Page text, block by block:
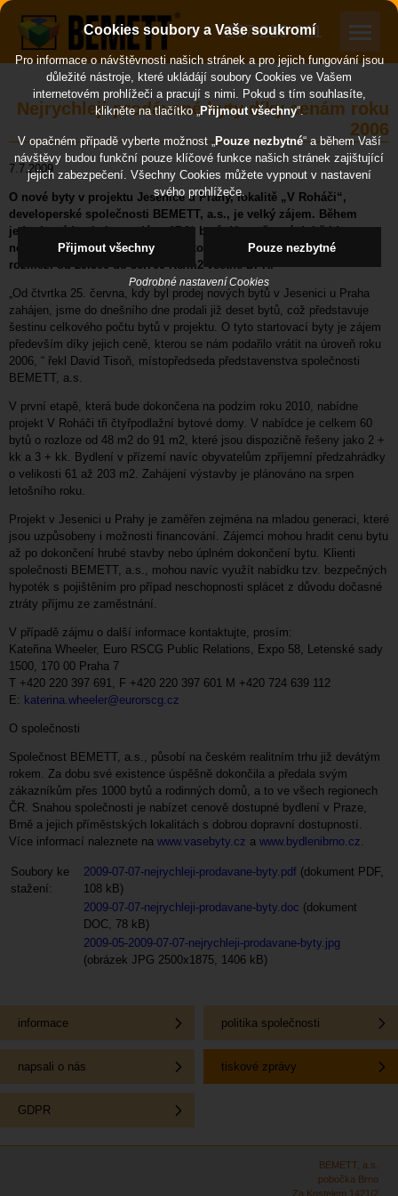
257 289 311
Nejrychleji prodávané byty díky cenám roku
2006
7.7.2009
O nové byty v projektu Jesenice u Prahy, lokalitě „V Roháči“,
developerské společnosti BEMETT, a.s., je velký zájem. Během
jednoho týdne bylo prodáno 17 % bytů. V současné době jde o
nejlevnější nové byty v Praze a okolí, jejichž ceny se pohybují v
rozmezí od 29.500 do 36.700 Kč/m2 včetně DPH.
„Od čtvrtka 25. června, kdy byl prodej nových bytů v Jesenici u Praha
zahájen, jsme do dnešního dne prodali již deset bytů, což představuje
šestinu celkového počtu bytů v projektu. O tyto startovací byty je zájem
především díky jejich ceně, kterou se nám podařilo vrátit na úroveň roku
2006, “ řekl David Tisoň, místopředseda představenstva společnosti
BEMETT, a.s.
V první etapě, která bude dokončena na podzim roku 2010, nabídne
projekt V Roháči tři čtyřpodlažní bytové domy. V nabídce je celkem 60
bytů o rozloze od 48 m2 do 91 m2, které jsou dispozičně řešeny jako 2 +
kk a 3 + kk. Bydlení v přízemí navíc obyvatelům zpříjemní předzahrádky
o velikosti 61 až 203 m2. Zahájení výstavby je plánováno na srpen
letošního roku.
Projekt v Jesenici u Prahy je zaměřen zejména na mladou generaci, které
jsou uzpůsobeny i možnosti financování. Zájemci mohou hradit cenu bytu
až po dokončení hrubé stavby nebo úplném dokončení bytu. Klienti
společnosti BEMETT, a.s., mohou navíc využít nabídku tzv. bezpečných
hypoték s pojištěním pro případ neschopnosti splácet z důvodu dočasné
ztráty příjmu ze zaměstnání.
V případě zájmu o další informace kontaktujte, prosím:
Kateřina Wheeler, Euro RSCG Public Relations, Expo 58, Letenské sady
1500, 170 00 Praha 7
T +420 220 397 691, F +420 220 397 601 M +420 724 639 112
E: katerina.wheeler@eurorscg.cz
O společnosti
Společnost BEMETT, a.s., působí na českém realitním trhu již devátým
rokem. Za dobu své existence úspěšně dokončila a předala svým
zákazníkům přes 1000 bytů a rodinných domů, a to ve všech regionech
ČR. Snahou společnosti je nabízet cenově dostupné bydlení v Praze,
Brně a jejich příměstských lokalitách s dobrou dopravní dostupností.
Více informací naleznete na www.vasebyty.cz a www.bydlenibrno.cz.
Soubory ke
stažení:
2009-07-07-nejrychleji-prodavane-byty.pdf (dokument PDF,
108 kB)
2009-07-07-nejrychleji-prodavane-byty.doc (dokument
DOC, 78 kB)
2009-05-2009-07-07-nejrychleji-prodavane-byty.jpg
(obrázek JPG 2500x1875, 1406 kB)
informace politika společnosti
napsali o nás tiskové zprávy
GDPR
BEMETT, a.s.
pobočka Brno
Za Kostelem 1421/2
Cookies soubory a Vaše soukromí
Pro informace o návštěvnosti našich stránek a pro jejich fungování jsou
důležité nástroje, které ukládájí soubory Cookies ve Vašem
internetovém prohlížeči a pracují s nimi. Pokud s tím souhlasíte,
klikněte na tlačítko „Přijmout všechny“.
V opačném případě vyberte možnost „Pouze nezbytné“ a během Vaší
návštěvy budou funkční pouze klíčové funkce našich stránek zajištující
jejich zabezpečení. Všechny Cookies můžete vypnout v nastavení
svého prohlížeče.
Přijmout všechny Pouze nezbytné
Podrobné nastavení Cookies